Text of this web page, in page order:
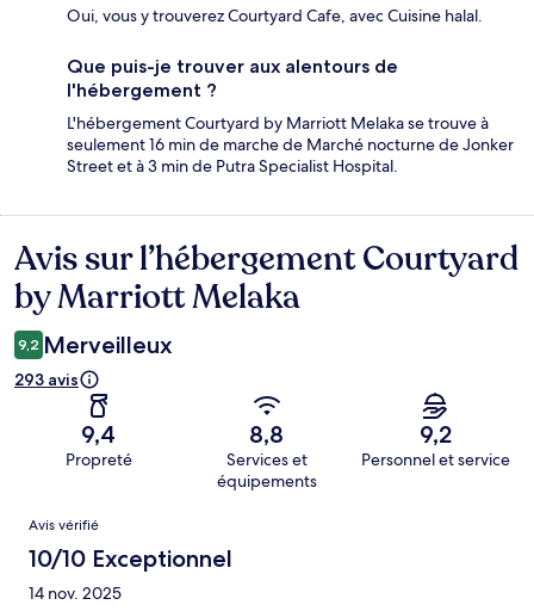
Oui, vous y trouverez Courtyard Cafe, avec Cuisine halal.
Que puis-je trouver aux alentours de
l'hébergement ?
L'hébergement Courtyard by Marriott Melaka se trouve à
seulement 16 min de marche de Marché nocturne de Jonker
Street et à 3 min de Putra Specialist Hospital.
Avis
Avis sur l’hébergement Courtyard
by Marriott Melaka
9,2 Merveilleux
293 avis
9,4
Propreté
8,8
Services et
équipements
9,2
Personnel et service
Avis
Avis vérifié
10/10 Exceptionnel
14 nov. 2025